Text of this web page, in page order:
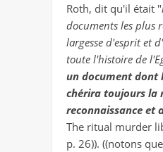
Roth, dit qu'il était "
documents les plus
largesse d'esprit et
toute l'histoire de
un document dont
chérira toujours la
reconnaissance et
The ritual murder
p. 26)). ((notons